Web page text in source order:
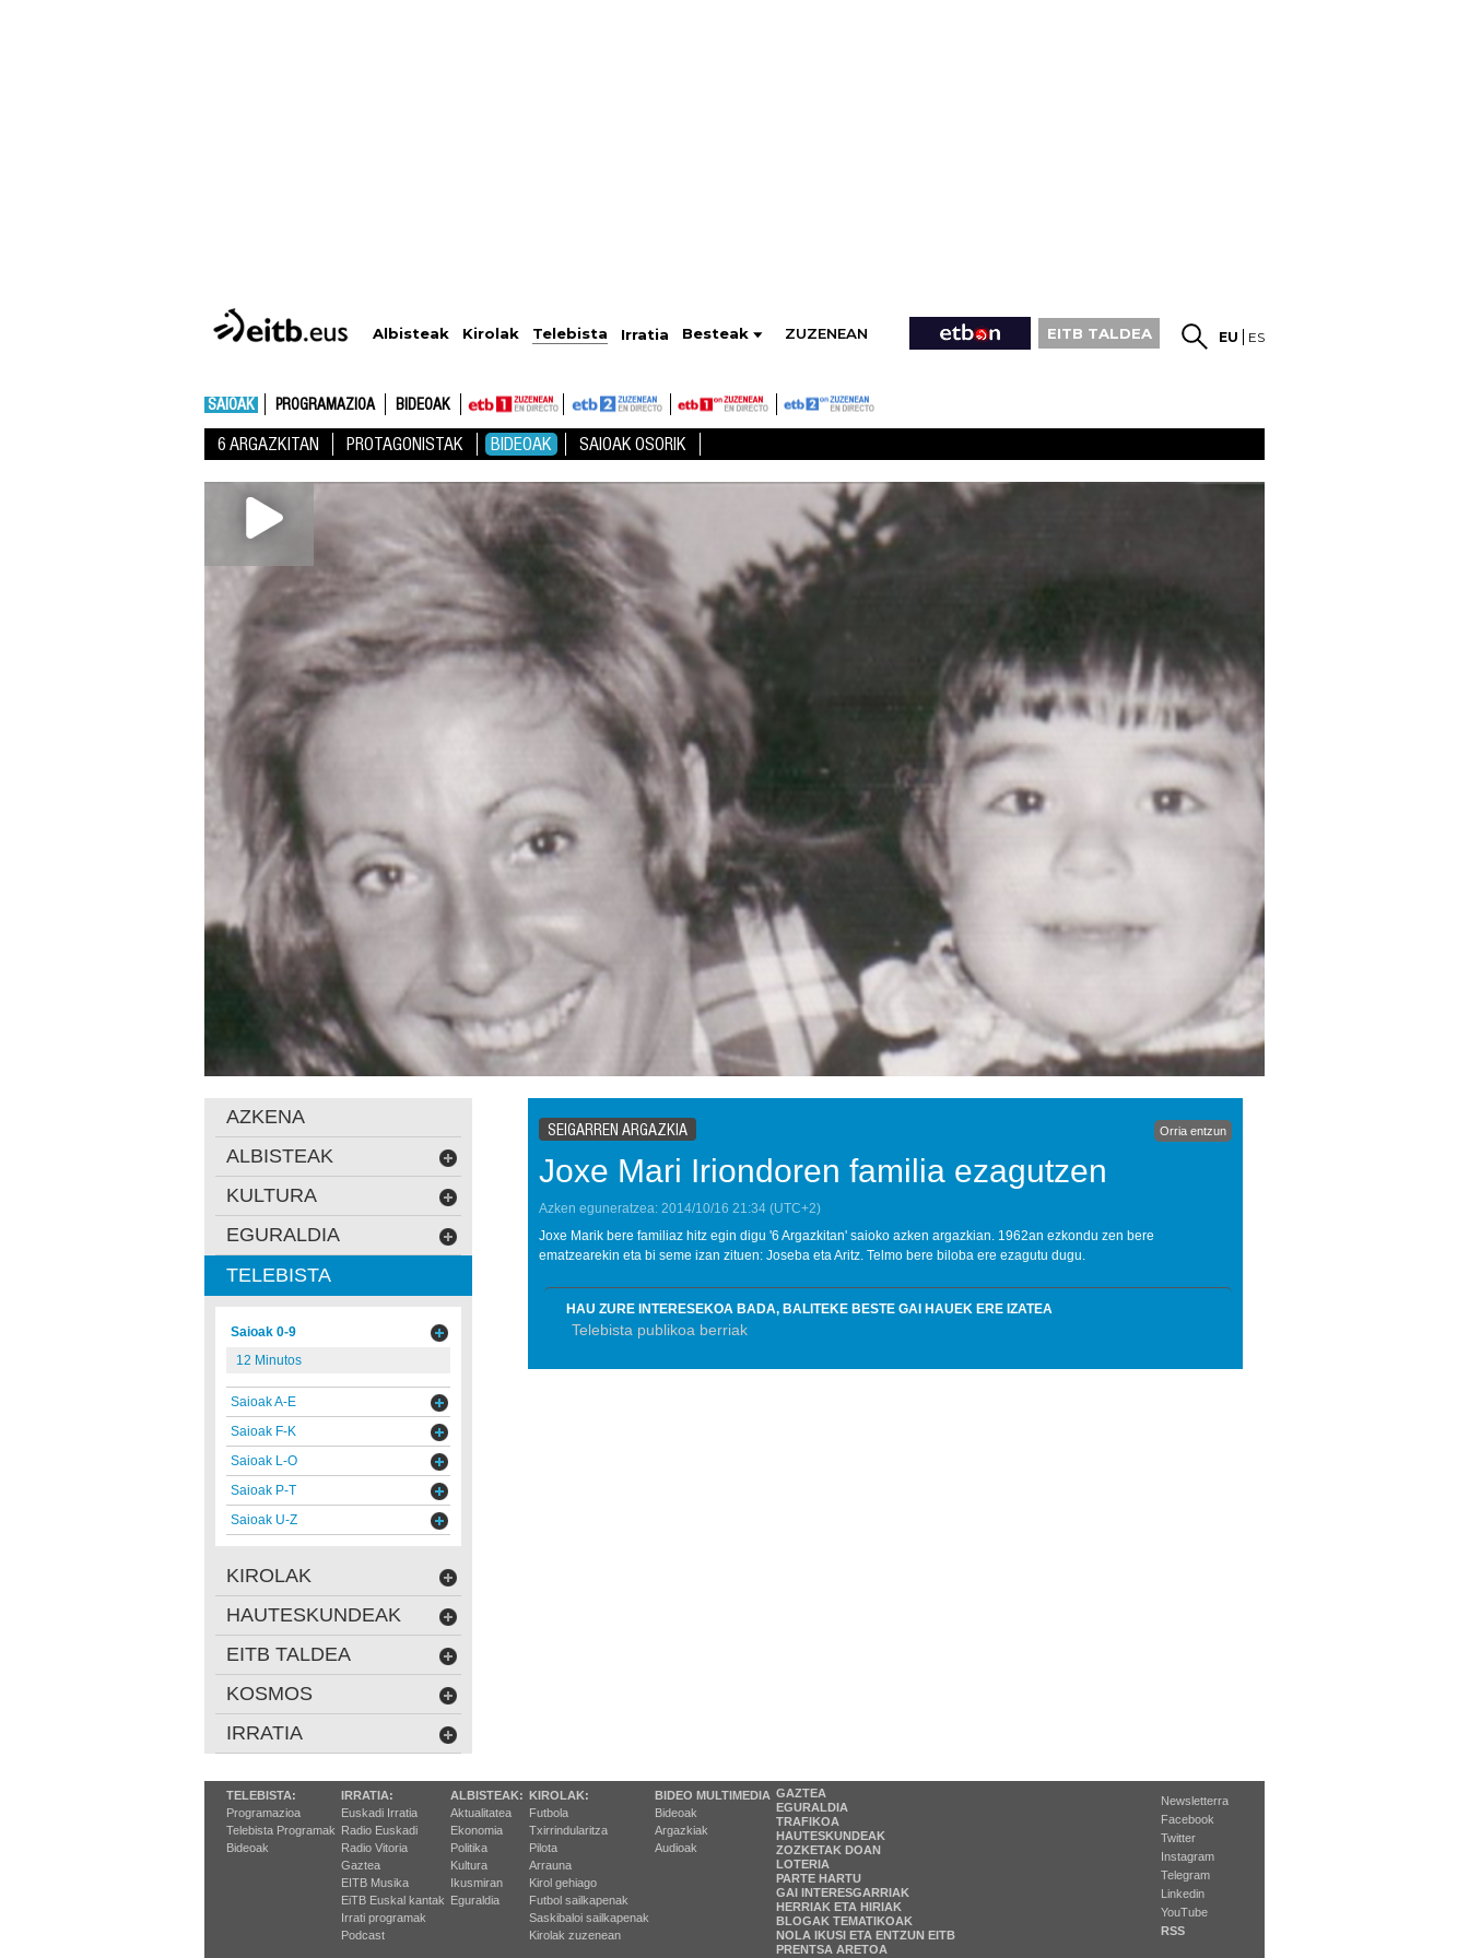
Albisteak Kirolak Telebista Irratia Besteak ZUZENEAN EITB TALDEA EU ES
SAIOAK PROGRAMAZIOA BIDEOAK
6 ARGAZKITAN PROTAGONISTAK BIDEOAK SAIOAK OSORIK
SEIGARREN ARGAZKIA Orria entzun
Joxe Mari Iriondoren familia ezagutzen
Azken eguneratzea: 2014/10/16 21:34 (UTC+2)
Joxe Marik bere familiaz hitz egin digu '6 Argazkitan' saioko azken argazkian. 1962an ezkondu zen bere
ematzearekin eta bi seme izan zituen: Joseba eta Aritz. Telmo bere biloba ere ezagutu dugu.
HAU ZURE INTERESEKOA BADA, BALITEKE BESTE GAI HAUEK ERE IZATEA
Telebista publikoa berriak
AZKENA
ALBISTEAK
KULTURA
EGURALDIA
TELEBISTA
Saioak 0-9
12 Minutos
Saioak A-E
Saioak F-K
Saioak L-O
Saioak P-T
Saioak U-Z
KIROLAK
HAUTESKUNDEAK
EITB TALDEA
KOSMOS
IRRATIA
TELEBISTA:
Programazioa
Telebista Programak
Bideoak
IRRATIA:
Euskadi Irratia
Radio Euskadi
Radio Vitoria
Gaztea
EITB Musika
EiTB Euskal kantak
Irrati programak
Podcast
ALBISTEAK:
Aktualitatea
Ekonomia
Politika
Kultura
Ikusmiran
Eguraldia
KIROLAK:
Futbola
Txirrindularitza
Pilota
Arrauna
Kirol gehiago
Futbol sailkapenak
Saskibaloi sailkapenak
Kirolak zuzenean
BIDEO MULTIMEDIA
Bideoak
Argazkiak
Audioak
GAZTEA
EGURALDIA
TRAFIKOA
HAUTESKUNDEAK
ZOZKETAK DOAN
LOTERIA
PARTE HARTU
GAI INTERESGARRIAK
HERRIAK ETA HIRIAK
BLOGAK TEMATIKOAK
NOLA IKUSI ETA ENTZUN EITB
PRENTSA ARETOA
Newsletterra
Facebook
Twitter
Instagram
Telegram
Linkedin
YouTube
RSS